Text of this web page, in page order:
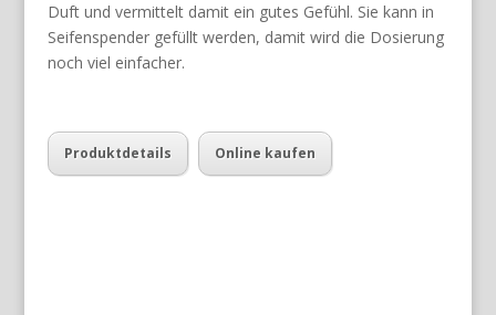
Duft und vermittelt damit ein gutes Gefühl. Sie kann in
Seifenspender gefüllt werden, damit wird die Dosierung
noch viel einfacher.
Produktdetails Online kaufen